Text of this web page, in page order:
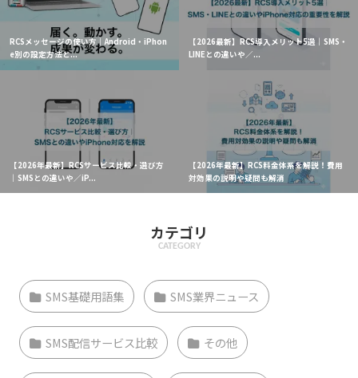
RCSメッセージの使い方｜Android・iPhon
e別の設定方法と...
【2026最新】RCS導入メリット5選｜SMS・
LINEとの違いや／...
【2026年最新】RCSサービス比較・選び方
｜SMSとの違いや／iP...
【2026年最新】RCS料金体系を解説！費用
対効果の説明や疑問も解消
カテゴリ
CATEGORY
SMS基礎用語集 SMS業界ニュース
SMS配信サービス比較 その他